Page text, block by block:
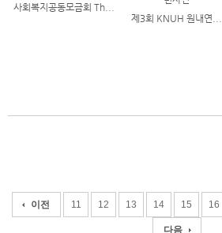
사회복지공동모금회 Th...
제3회 KNUH 원내연...
이전 11 12 13 14 15 16
다음